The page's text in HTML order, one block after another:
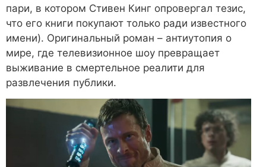
пари, в котором Стивен Кинг опровергал тезис,
что его книги покупают только ради известного
имени). Оригинальный роман – антиутопия о
мире, где телевизионное шоу превращает
выживание в смертельное реалити для
развлечения публики.